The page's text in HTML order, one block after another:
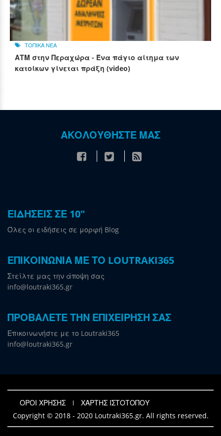
ΤΟΠΙΚΑ ΝΕΑ
ΑΤΜ στην Περαχώρα - Ένα πάγιο αίτημα των
κατοίκων γίνεται πράξη (video)
ΑΚΟΛΟΥΘΗΣΤΕ ΜΑΣ
ΕΙΔΗΣΕΙΣ ΣΕ 10"
Όλες οι ειδήσεις σε μορφή Blog
ΕΠΙΚΟΙΝΩΝΙΑ ΜΕ ΤΟ LOUTRAKI365
Στείλτε μας την άποψη σας
info@loutraki365.gr
ΠΡΟΒΑΛΕΤΕ ΤΗΝ ΕΠΙΧΕΙΡΗΣΗ ΣΑΣ
Επικοινωνήστε με το Loutraki365
info@loutraki365.gr
ΟΡΟΙ ΧΡΗΣΗΣ
ΧΑΡΤΗΣ ΙΣΤΟΤΟΠΟΥ
Copyright © 2018 - 2020 Loutraki365.gr. All rights reserved.